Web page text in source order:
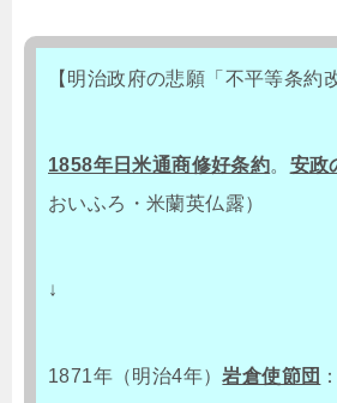
【明治政府の悲願「不平等条約
1858年日米通商修好条約。 安政
おいふろ・米蘭英仏露）
↓
1871年（明治4年）岩倉使節団